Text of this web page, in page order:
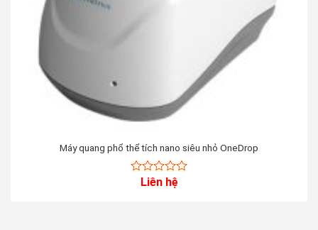
Máy quang phổ thể tích nano siêu nhỏ OneDrop
Liên hệ